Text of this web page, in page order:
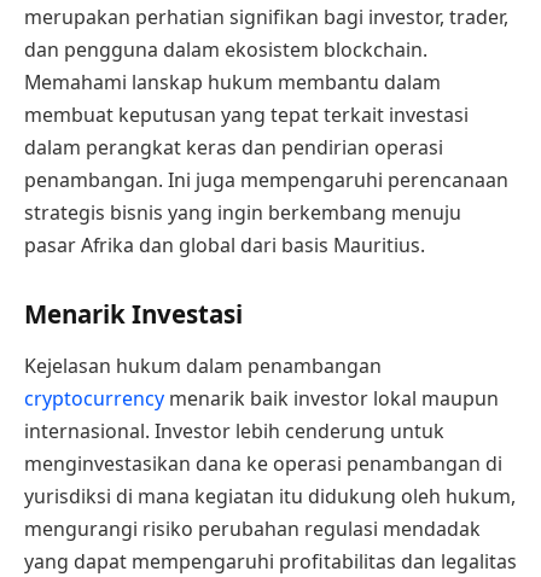
merupakan perhatian signifikan bagi investor, trader,
dan pengguna dalam ekosistem blockchain.
Memahami lanskap hukum membantu dalam
membuat keputusan yang tepat terkait investasi
dalam perangkat keras dan pendirian operasi
penambangan. Ini juga mempengaruhi perencanaan
strategis bisnis yang ingin berkembang menuju
pasar Afrika dan global dari basis Mauritius.
Menarik Investasi
Kejelasan hukum dalam penambangan
cryptocurrency menarik baik investor lokal maupun
internasional. Investor lebih cenderung untuk
menginvestasikan dana ke operasi penambangan di
yurisdiksi di mana kegiatan itu didukung oleh hukum,
mengurangi risiko perubahan regulasi mendadak
yang dapat mempengaruhi profitabilitas dan legalitas